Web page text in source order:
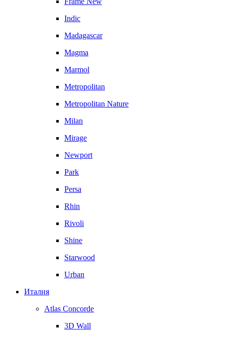
Indic
Madagascar
Magma
Marmol
Metropolitan
Metropolitan Nature
Milan
Mirage
Newport
Park
Persa
Rhin
Rivoli
Shine
Starwood
Urban
Италия
Atlas Concorde
3D Wall